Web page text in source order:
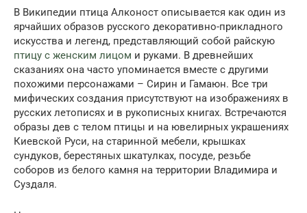
В Википедии птица Алконост описывается как один из
ярчайших образов русского декоративно-прикладного
искусства и легенд, представляющий собой райскую
птицу с женским лицом и руками. В древнейших
сказаниях она часто упоминается вместе с другими
похожими персонажами – Сирин и Гамаюн. Все три
мифических создания присутствуют на изображениях в
русских летописях и в рукописных книгах. Встречаются
образы дев с телом птицы и на ювелирных украшениях
Киевской Руси, на старинной мебели, крышках
сундуков, берестяных шкатулках, посуде, резьбе
соборов из белого камня на территории Владимира и
Суздаля.